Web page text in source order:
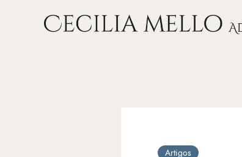
Artigos